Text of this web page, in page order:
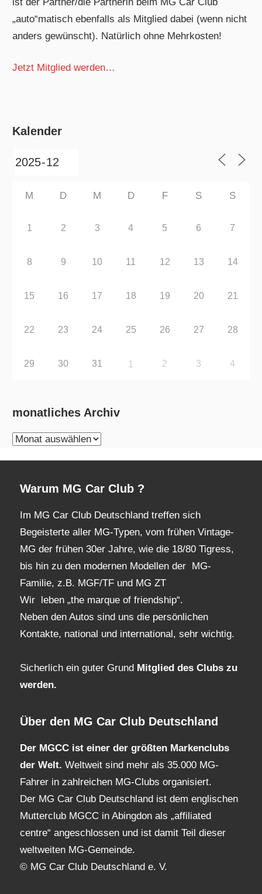
„auto“matisch ebenfalls als Mitglied dabei (wenn nicht
anders gewünscht). Natürlich ohne Mehrkosten!
Jetzt Mitglied werden…
Kalender
M D M D F S S
1 2 3 4 5 6 7
8 9 10 11 12 13 14
15 16 17 18 19 20 21
22 23 24 25 26 27 28
29 30 31 1 2 3 4
monatliches Archiv
monatliches
Warum MG Car Club ?
Im MG Car Club Deutschland treffen sich
Begeisterte aller MG-Typen, vom frühen Vintage-
MG der frühen 30er Jahre, wie die 18/80 Tigress,
bis hin zu den modernen Modellen der MG-
Familie, z.B. MGF/TF und MG ZT
Wir leben „the marque of friendship“.
Neben den Autos sind uns die persönlichen
Kontakte, national und international, sehr wichtig.
Sicherlich ein guter Grund Mitglied des Clubs zu
werden.
Über den MG Car Club Deutschland
Der MGCC ist einer der größten Markenclubs
der Welt. Weltweit sind mehr als 35.000 MG-
Fahrer in zahlreichen MG-Clubs organisiert.
Der MG Car Club Deutschland ist dem englischen
Mutterclub MGCC in Abingdon als „affiliated
centre“ angeschlossen und ist damit Teil dieser
weltweiten MG-Gemeinde.
© MG Car Club Deutschland e. V.